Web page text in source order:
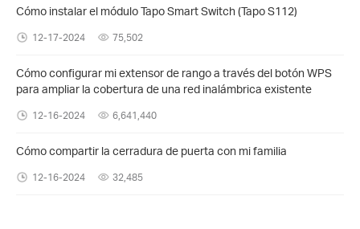
Cómo instalar el módulo Tapo Smart Switch (Tapo S112)
12-17-2024 75,502
Cómo configurar mi extensor de rango a través del botón WPS
para ampliar la cobertura de una red inalámbrica existente
12-16-2024 6,641,440
Cómo compartir la cerradura de puerta con mi familia
12-16-2024 32,485